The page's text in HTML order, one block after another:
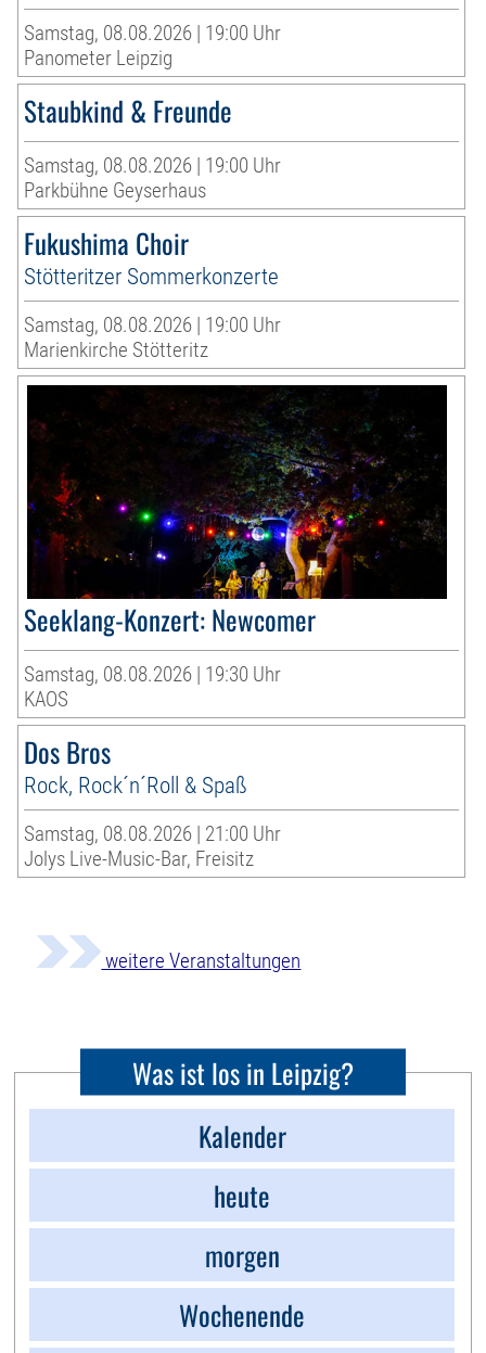
Samstag, 08.08.2026 | 19:00 Uhr
Panometer Leipzig
Staubkind & Freunde
Samstag, 08.08.2026 | 19:00 Uhr
Parkbühne Geyserhaus
Fukushima Choir
Stötteritzer Sommerkonzerte
Samstag, 08.08.2026 | 19:00 Uhr
Marienkirche Stötteritz
Seeklang-Konzert: Newcomer
Samstag, 08.08.2026 | 19:30 Uhr
KAOS
Dos Bros
Rock, Rock´n´Roll & Spaß
Samstag, 08.08.2026 | 21:00 Uhr
Jolys Live-Music-Bar, Freisitz
weitere Veranstaltungen
Was ist los in Leipzig?
Kalender
heute
morgen
Wochenende